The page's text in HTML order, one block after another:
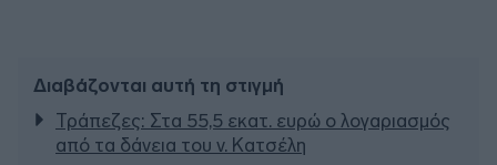
Διαβάζονται αυτή τη στιγμή
Τράπεζες: Στα 55,5 εκατ. ευρώ ο λογαριασμός
από τα δάνεια του ν. Κατσέλη